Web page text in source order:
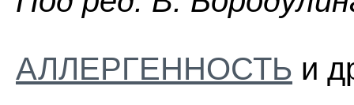
АЛЛЕРГЕННОСТЬ и